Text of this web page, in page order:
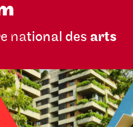
national des arts